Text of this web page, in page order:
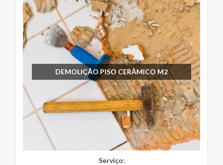
DEMOLIÇÃO PISO CERÂMICO M2
Serviço: